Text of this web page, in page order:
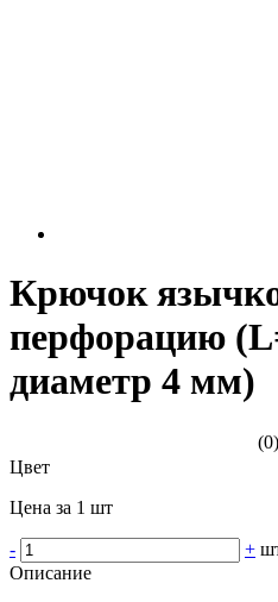
Крючок
перфорацию
диаметр 4 мм)
(0)
Цвет
Цена за 1 шт
- +
Описание